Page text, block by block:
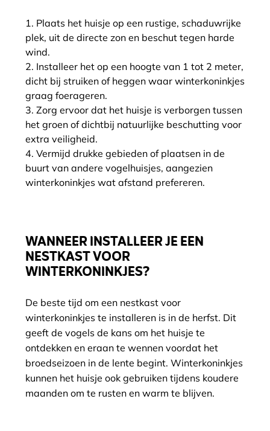
Plaats het huisje op een rustige, schaduwrijke
plek, uit de directe zon en beschut tegen harde
wind.
Installeer het op een hoogte van 1 tot 2 meter,
dicht bij struiken of heggen waar winterkoninkjes
graag foerageren.
Zorg ervoor dat het huisje is verborgen tussen
het groen of dichtbij natuurlijke beschutting voor
extra veiligheid.
Vermijd drukke gebieden of plaatsen in de
buurt van andere vogelhuisjes, aangezien
winterkoninkjes wat afstand prefereren.
WANNEER INSTALLEER JE EEN
NESTKAST VOOR
WINTERKONINKJES?
De beste tijd om een nestkast voor
winterkoninkjes te installeren is in de herfst. Dit
geeft de vogels de kans om het huisje te
ontdekken en eraan te wennen voordat het
broedseizoen in de lente begint. Winterkoninkjes
kunnen het huisje ook gebruiken tijdens koudere
maanden om te rusten en warm te blijven.